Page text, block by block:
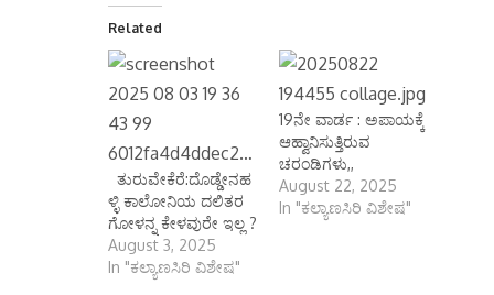
Related
ತುರುವೇಕೆರೆ:ದೊಡ್ಡೇನಹ
ಳ್ಳಿ ಕಾಲೋನಿಯ ದಲಿತರ
ಗೋಳನ್ನ ಕೇಳವುರೇ ಇಲ್ಲ ?
August 3, 2025
In "ಕಲ್ಯಾಣಸಿರಿ ವಿಶೇಷ"
19ನೇ ವಾರ್ಡ : ಅಪಾಯಕ್ಕೆ
ಆಹ್ವಾನಿಸುತ್ತಿರುವ
ಚರಂಡಿಗಳು,,
August 22, 2025
In "ಕಲ್ಯಾಣಸಿರಿ ವಿಶೇಷ"